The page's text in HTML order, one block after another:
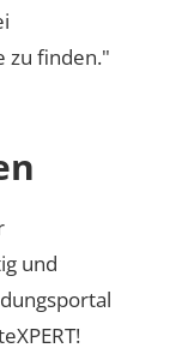
zu finden."
und